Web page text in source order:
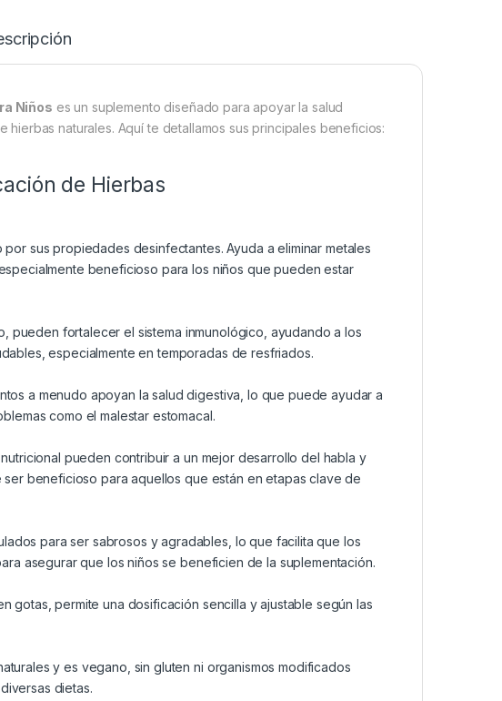
Niños es un suplemento diseñado para apoyar la salud
naturales. Aquí te detallamos sus principales beneficios:
de Hierbas
sus propiedades desinfectantes. Ayuda a eliminar metales
beneficioso para los niños que pueden estar
pueden fortalecer el sistema inmunológico, ayudando a los
especialmente en temporadas de resfriados.
a menudo apoyan la salud digestiva, lo que puede ayudar a
como el malestar estomacal.
pueden contribuir a un mejor desarrollo del habla y
beneficioso para aquellos que están en etapas clave de
para ser sabrosos y agradables, lo que facilita que los
asegurar que los niños se beneficien de la suplementación.
gotas, permite una dosificación sencilla y ajustable según las
y es vegano, sin gluten ni organismos modificados
dietas.